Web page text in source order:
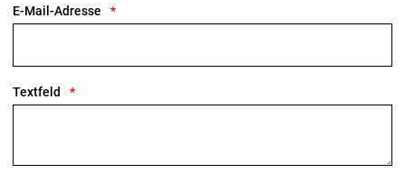
Anzahl Gänge: 1
E-Mail-Adresse
Textfeld